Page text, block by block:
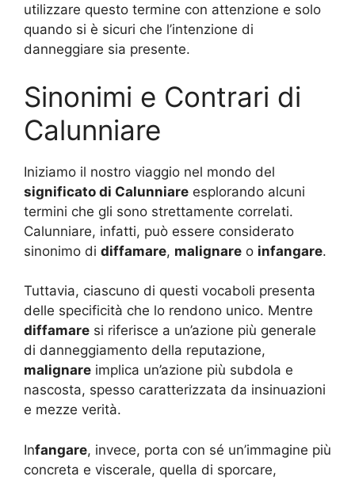
utilizzare questo termine con attenzione e solo
quando si è sicuri che l’intenzione di
danneggiare sia presente.
Sinonimi e Contrari di
Calunniare
Iniziamo il nostro viaggio nel mondo del
significato di Calunniare esplorando alcuni
termini che gli sono strettamente correlati.
Calunniare, infatti, può essere considerato
sinonimo di diffamare, malignare o infangare.
Tuttavia, ciascuno di questi vocaboli presenta
delle specificità che lo rendono unico. Mentre
diffamare si riferisce a un’azione più generale
di danneggiamento della reputazione,
malignare implica un’azione più subdola e
nascosta, spesso caratterizzata da insinuazioni
e mezze verità.
Infangare, invece, porta con sé un’immagine più
concreta e viscerale, quella di sporcare,